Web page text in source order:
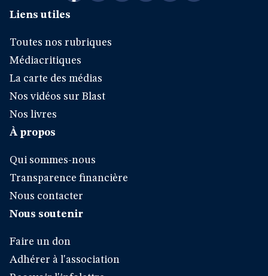
Liens utiles
Toutes nos rubriques
Médiacritiques
La carte des médias
Nos vidéos sur Blast
Nos livres
À propos
Qui sommes-nous
Transparence financière
Nous contacter
Nous soutenir
Faire un don
Adhérer à l'association